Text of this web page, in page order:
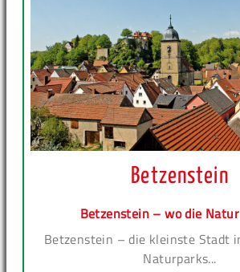
Betzenstein
Betzenstein – wo die
Betzenstein – die kleinste Stadt
Naturparks...